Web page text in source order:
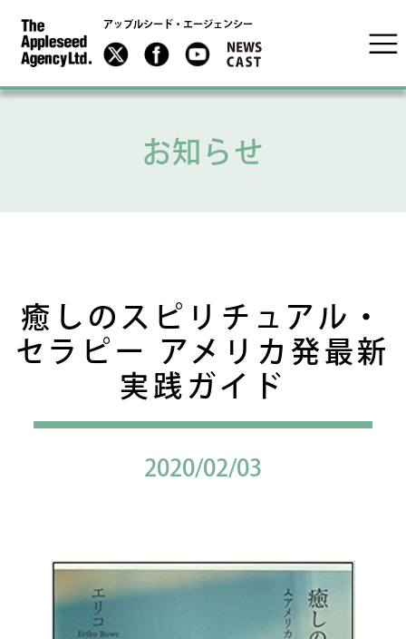
アップルシード・エージェンシー
お知らせ
癒しのスピリチュアル・
セラピー アメリカ発最新
実践ガイド
2020/02/03